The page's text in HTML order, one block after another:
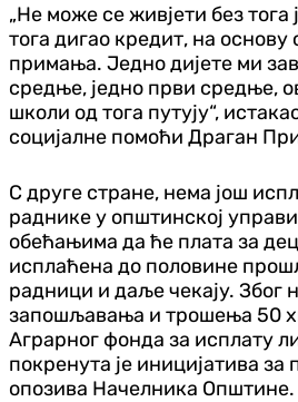
„Не може се живјети без тога
тога дигао кредит, на основу
примања. Једно дијете ми
средње, једно први средње,
школи од тога путују“,
социјалне помоћи Драган
С друге стране, нема још
раднике у општинској
обећањима да ће плата за
исплаћена до половине
радници и даље чекају. Због
запошљавања и трошења 50
Аграрног фонда за исплату
покренута је иницијатива
опозива Начелника Општине.